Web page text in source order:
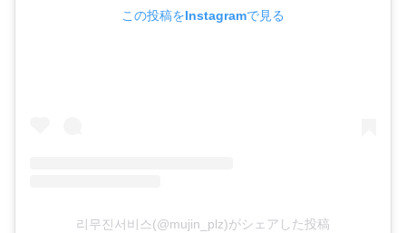
この投稿をInstagramで見る
리무진서비스(@mujin_plz)がシェアした投稿